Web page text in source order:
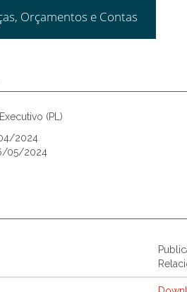
Orçamentos e Contas
(PL)
2024
05/2024